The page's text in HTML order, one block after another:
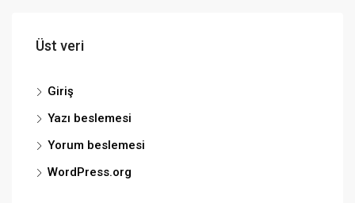
Üst veri
Giriş
Yazı beslemesi
Yorum beslemesi
WordPress.org